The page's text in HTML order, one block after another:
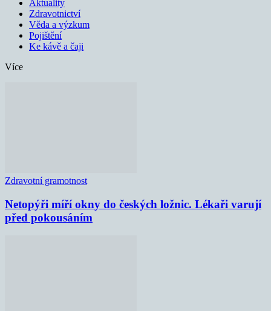
Aktuality
Zdravotnictví
Věda a výzkum
Pojištění
Ke kávě a čaji
Více
Zdravotní gramotnost
Netopýři míří okny do českých ložnic. Lékaři varují
před pokousáním